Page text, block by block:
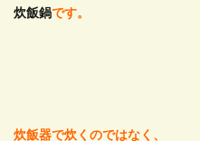
炊飯鍋です。
炊飯器で炊くのではなく、